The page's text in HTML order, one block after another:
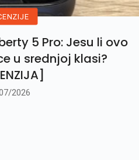
5 Pro: Jesu li ovo
u srednjoj klasi?
2026